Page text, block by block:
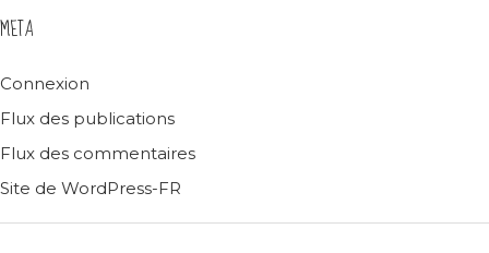
META
Connexion
Flux des publications
Flux des commentaires
Site de WordPress-FR